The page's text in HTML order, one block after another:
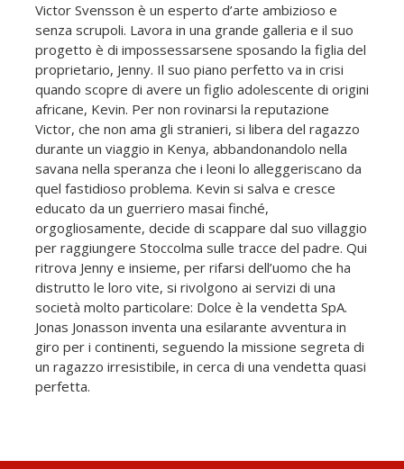
Victor Svensson è un esperto d’arte ambizioso e
senza scrupoli. Lavora in una grande galleria e il suo
progetto è di impossessarsene sposando la figlia del
proprietario, Jenny. Il suo piano perfetto va in crisi
quando scopre di avere un figlio adolescente di origini
africane, Kevin. Per non rovinarsi la reputazione
Victor, che non ama gli stranieri, si libera del ragazzo
durante un viaggio in Kenya, abbandonandolo nella
savana nella speranza che i leoni lo alleggeriscano da
quel fastidioso problema. Kevin si salva e cresce
educato da un guerriero masai finché,
orgogliosamente, decide di scappare dal suo villaggio
per raggiungere Stoccolma sulle tracce del padre. Qui
ritrova Jenny e insieme, per rifarsi dell’uomo che ha
distrutto le loro vite, si rivolgono ai servizi di una
società molto particolare: Dolce è la vendetta SpA.
Jonas Jonasson inventa una esilarante avventura in
giro per i continenti, seguendo la missione segreta di
un ragazzo irresistibile, in cerca di una vendetta quasi
perfetta.